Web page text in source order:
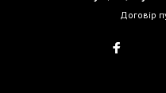
Договір